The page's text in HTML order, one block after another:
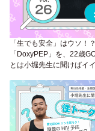
「生でも安全」はウソ！
「DoxyPEP」を、22歳
とは小堀先生に聞けばイ